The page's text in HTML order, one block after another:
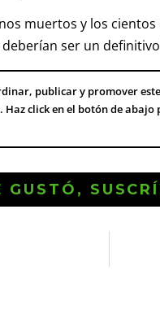
muertos y los
ser un
publicar y promover
click en el botón de
GUSTÓ,